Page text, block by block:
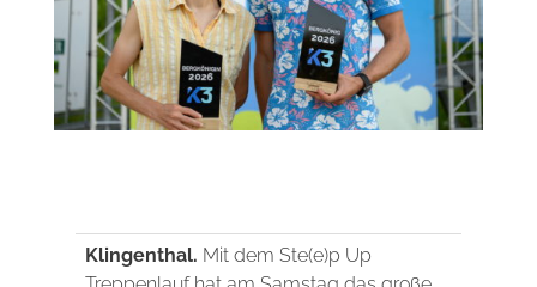
Klingenthal. Mit dem Ste(e)p Up